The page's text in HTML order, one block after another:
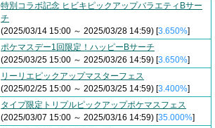
特別コラボ記念 ヒビキピックアップバラエティBサー
チ
(2025/03/14 15:00 ～ 2025/03/28 14:59) [3.650%]
ポケマスデー1回限定！ハッピーBサーチ
(2025/03/25 15:00 ～ 2025/03/26 14:59) [3.650%]
リーリエピックアップマスターフェス
(2025/02/25 15:00 ～ 2025/03/25 14:59) [3.400%]
タイプ限定トリプルピックアップポケマスフェス
(2025/03/07 15:00 ～ 2025/03/16 14:59) [35.000%]